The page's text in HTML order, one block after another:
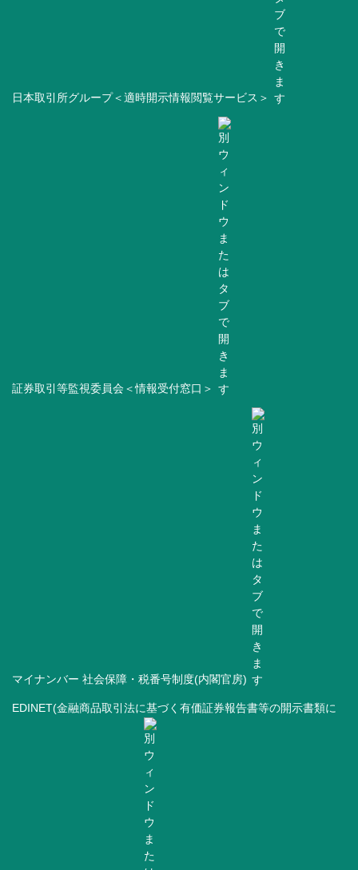
日本取引所グループ＜適時開示情報閲覧サービス＞
証券取引等監視委員会＜情報受付窓口＞
マイナンバー 社会保障・税番号制度(内閣官房)
EDINET(金融商品取引法に基づく有価証券報告書等の開示書類に